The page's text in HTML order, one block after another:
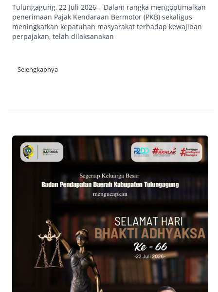
Tulungagung, 22 Juli 2026 – Dalam rangka mengoptimalkan
penerimaan Pajak Kendaraan Bermotor (PKB) sekaligus
meningkatkan kepatuhan masyarakat terhadap kewajiban
perpajakan, telah dilaksanakan
Selengkapnya